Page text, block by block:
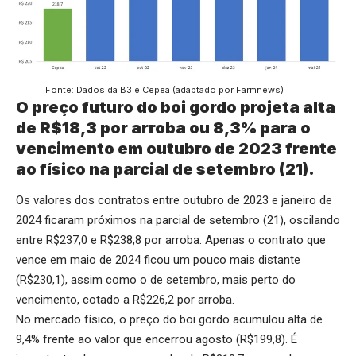
Fonte: Dados da B3 e Cepea (adaptado por Farmnews)
O preço futuro do boi gordo projeta alta
de R$18,3 por arroba ou 8,3% para o
vencimento em outubro de 2023 frente
ao físico na parcial de setembro (21).
Os valores dos contratos entre outubro de 2023 e janeiro de
2024 ficaram próximos na parcial de setembro (21), oscilando
entre R$237,0 e R$238,8 por arroba. Apenas o contrato que
vence em maio de 2024 ficou um pouco mais distante
(R$230,1), assim como o de setembro, mais perto do
vencimento, cotado a R$226,2 por arroba.
No mercado físico, o preço do boi gordo acumulou alta de
9,4% frente ao valor que encerrou agosto (R$199,8). É